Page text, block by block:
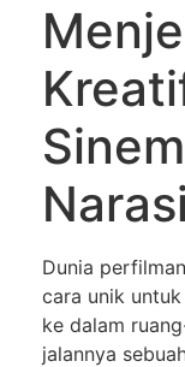
Dunia
cara unik
ke dalam
jalannya